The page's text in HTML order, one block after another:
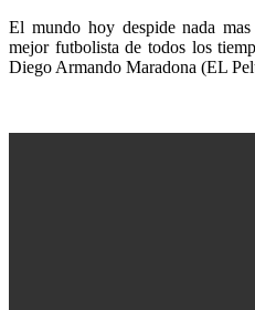
El mundo hoy despide nada
mejor futbolista de todos los
Diego Armando Maradona (EL